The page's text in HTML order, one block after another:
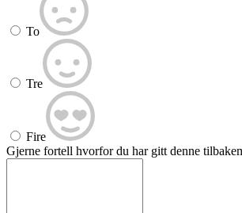
To
Tre
Fire
Gjerne fortell hvorfor du har gitt denne